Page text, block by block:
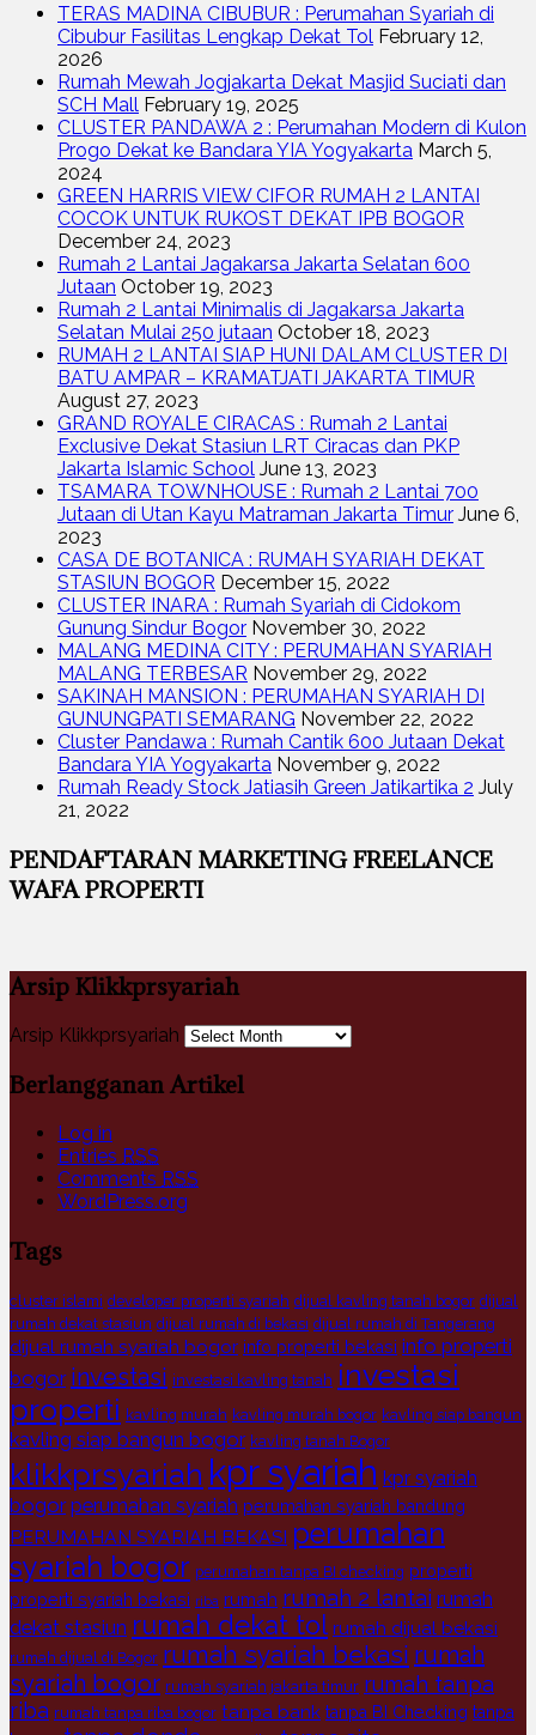
TERAS MADINA CIBUBUR : Perumahan Syariah di
Cibubur Fasilitas Lengkap Dekat Tol February 12,
2026
Rumah Mewah Jogjakarta Dekat Masjid Suciati dan
SCH Mall February 19, 2025
CLUSTER PANDAWA 2 : Perumahan Modern di Kulon
Progo Dekat ke Bandara YIA Yogyakarta March 5,
2024
GREEN HARRIS VIEW CIFOR RUMAH 2 LANTAI
COCOK UNTUK RUKOST DEKAT IPB BOGOR
December 24, 2023
Rumah 2 Lantai Jagakarsa Jakarta Selatan 600
Jutaan October 19, 2023
Rumah 2 Lantai Minimalis di Jagakarsa Jakarta
Selatan Mulai 250 jutaan October 18, 2023
RUMAH 2 LANTAI SIAP HUNI DALAM CLUSTER DI
BATU AMPAR – KRAMATJATI JAKARTA TIMUR
August 27, 2023
GRAND ROYALE CIRACAS : Rumah 2 Lantai
Exclusive Dekat Stasiun LRT Ciracas dan PKP
Jakarta Islamic School June 13, 2023
TSAMARA TOWNHOUSE : Rumah 2 Lantai 700
Jutaan di Utan Kayu Matraman Jakarta Timur June 6,
2023
CASA DE BOTANICA : RUMAH SYARIAH DEKAT
STASIUN BOGOR December 15, 2022
CLUSTER INARA : Rumah Syariah di Cidokom
Gunung Sindur Bogor November 30, 2022
MALANG MEDINA CITY : PERUMAHAN SYARIAH
MALANG TERBESAR November 29, 2022
SAKINAH MANSION : PERUMAHAN SYARIAH DI
GUNUNGPATI SEMARANG November 22, 2022
Cluster Pandawa : Rumah Cantik 600 Jutaan Dekat
Bandara YIA Yogyakarta November 9, 2022
Rumah Ready Stock Jatiasih Green Jatikartika 2 July
21, 2022
PENDAFTARAN MARKETING FREELANCE
WAFA PROPERTI
Arsip Klikkprsyariah
Arsip Klikkprsyariah
Berlangganan Artikel
Log in
Entries RSS
Comments RSS
WordPress.org
Tags
cluster islami developer properti syariah dijual kavling tanah bogor dijual
rumah dekat stasiun dijual rumah di bekasi dijual rumah di Tangerang
dijual rumah syariah bogor info properti bekasi info properti
bogor investasi investasi kavling tanah investasi
properti kavling murah kavling murah bogor kavling siap bangun
kavling siap bangun bogor kavling tanah Bogor
klikkprsyariah kpr syariah kpr syariah
bogor perumahan syariah perumahan syariah bandung
PERUMAHAN SYARIAH BEKASI perumahan
syariah bogor perumahan tanpa BI checking properti
properti syariah bekasi riba rumah rumah 2 lantai rumah
dekat stasiun rumah dekat tol rumah dijual bekasi
rumah dijual di Bogor rumah syariah bekasi rumah
syariah bogor rumah syariah jakarta timur rumah tanpa
riba rumah tanpa riba bogor tanpa bank tanpa BI Checking tanpa